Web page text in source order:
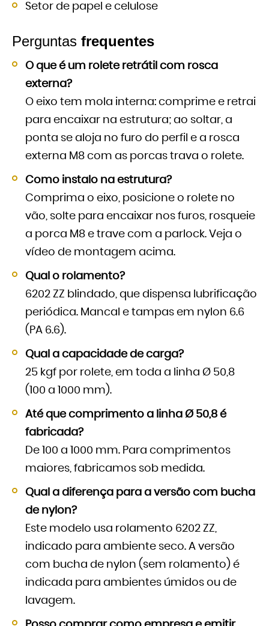
Setor de papel e celulose
Perguntas frequentes
O que é um rolete retrátil com rosca
externa?
O eixo tem mola interna: comprime e retrai
para encaixar na estrutura; ao soltar, a
ponta se aloja no furo do perfil e a rosca
externa M8 com as porcas trava o rolete.
Como instalo na estrutura?
Comprima o eixo, posicione o rolete no
vão, solte para encaixar nos furos, rosqueie
a porca M8 e trave com a parlock. Veja o
vídeo de montagem acima.
Qual o rolamento?
6202 ZZ blindado, que dispensa lubrificação
periódica. Mancal e tampas em nylon 6.6
(PA 6.6).
Qual a capacidade de carga?
25 kgf por rolete, em toda a linha Ø 50,8
(100 a 1000 mm).
Até que comprimento a linha Ø 50,8 é
fabricada?
De 100 a 1000 mm. Para comprimentos
maiores, fabricamos sob medida.
Qual a diferença para a versão com bucha
de nylon?
Este modelo usa rolamento 6202 ZZ,
indicado para ambiente seco. A versão
com bucha de nylon (sem rolamento) é
indicada para ambientes úmidos ou de
lavagem.